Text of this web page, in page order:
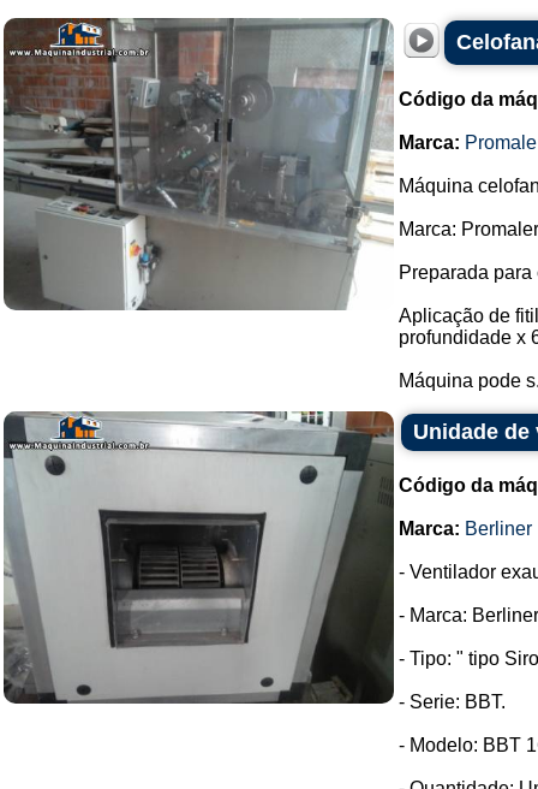
Código da
Marca:
Máquina
Marca:
Preparada
Aplicação de
profundidade x
Máquina pode
Unidade
Código da
Marca: Berliner
- Ventilador
- Marca:
- Tipo: " tipo
- Serie: BBT.
- Modelo: BBT